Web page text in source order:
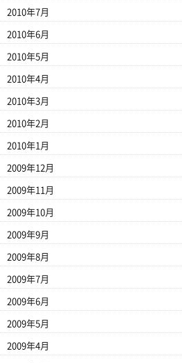
2010年7月
2010年6月
2010年5月
2010年4月
2010年3月
2010年2月
2010年1月
2009年12月
2009年11月
2009年10月
2009年9月
2009年8月
2009年7月
2009年6月
2009年5月
2009年4月